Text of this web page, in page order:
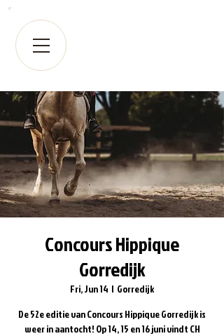
Concours Hippique
Gorredijk
Fri, Jun 14
  |
Gorredijk
De 52e editie van Concours Hippique Gorredijk is
weer in aantocht! Op 14, 15 en 16 juni vindt CH